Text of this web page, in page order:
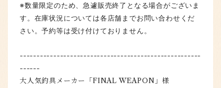
※数量限定のため、急遽販売終了となる場合がございま
す。在庫状況については各店舗までお問い合わせくだ
さい。予約等は受け付けておりません。
------------------------------------------------------
------
大人気釣具メーカー「FINAL WEAPON」様